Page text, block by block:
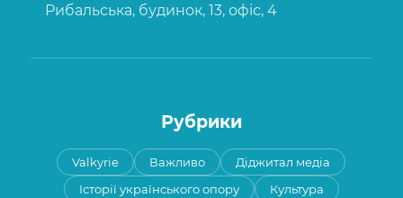
Рибальська, будинок, 13, офіс, 4
Рубрики
Valkyrie Важливо
Діджитал медіа
Історії українського опору
Культура